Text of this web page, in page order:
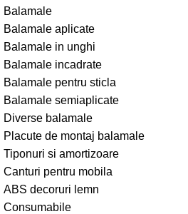
Balamale
Balamale aplicate
Balamale in unghi
Balamale incadrate
Balamale pentru sticla
Balamale semiaplicate
Diverse balamale
Placute de montaj balamale
Tiponuri si amortizoare
Canturi pentru mobila
ABS decoruri lemn
Consumabile